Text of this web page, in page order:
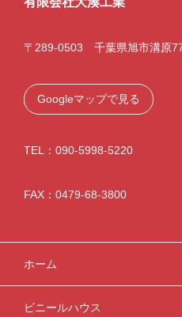
〒289-0503 千葉県旭市溝原
Googleマップで見る
TEL：090-5998-5220
FAX：0479-68-3800
ホーム
ビニールハウス